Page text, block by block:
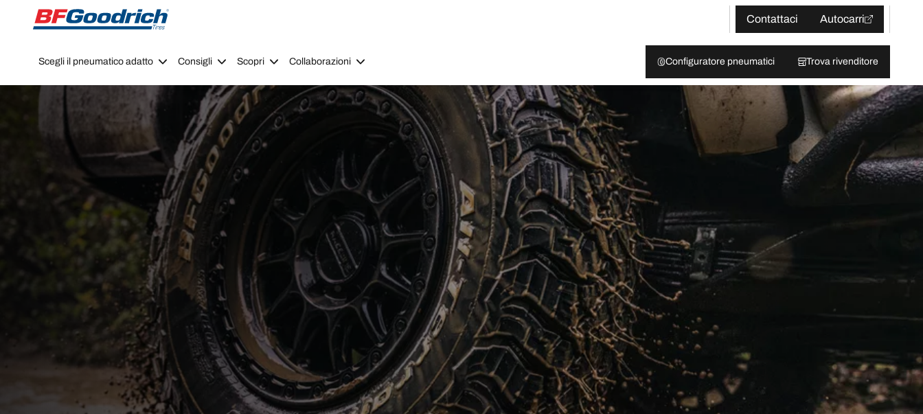
Go to page content
Go to page navigation
Contattaci
Autocarri
Scegli il pneumatico adatto Consigli Scopri Collaborazioni Configuratore pneumatici Trova rivenditore